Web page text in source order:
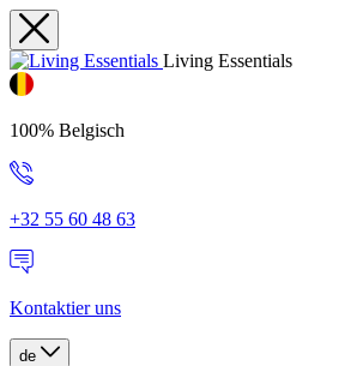
Living Essentials
100% Belgisch
+32 55 60 48 63
Kontaktier uns
de